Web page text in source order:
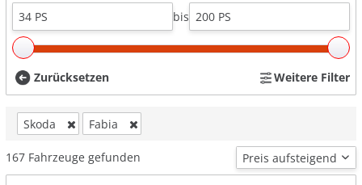
bis
Zurücksetzen Weitere Filter
Skoda Fabia
167 Fahrzeuge gefunden